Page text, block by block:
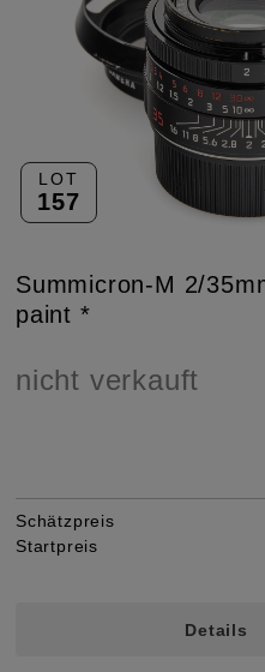
LOT
157
Summicron-M 2/
paint *
nicht verkauft
Schätzpreis
Startpreis
Details